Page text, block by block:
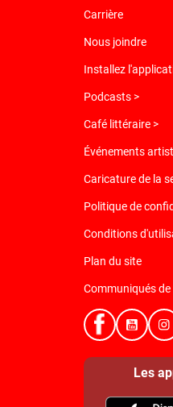
Carrière
Nous joindre
Installez
Podcasts >
Café littéraire >
Événements
Caricature de la
Politique de
Conditions
Plan du site
Communiqués de
Les